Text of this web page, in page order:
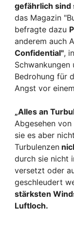
gefährlich sind
das Magazin
befragte dazu
anderem auch
Confidential",
Bedrohung für
Angst vor
„Alles an
Abgesehen
sie es aber
Turbulenzen
durch sie nicht
versetzt oder
geschleudert
stärksten
Luftloch.